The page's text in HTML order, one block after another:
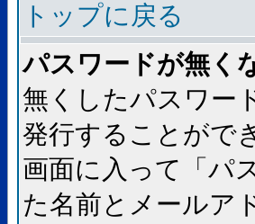
トップに戻る
パスワードが無く
無くしたパスワー
発行することがで
画面に入って「パ
た名前とメールア